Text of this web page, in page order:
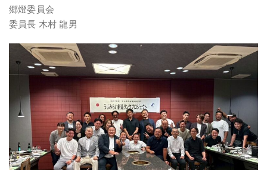
郷燈委員会
委員長 木村 龍男